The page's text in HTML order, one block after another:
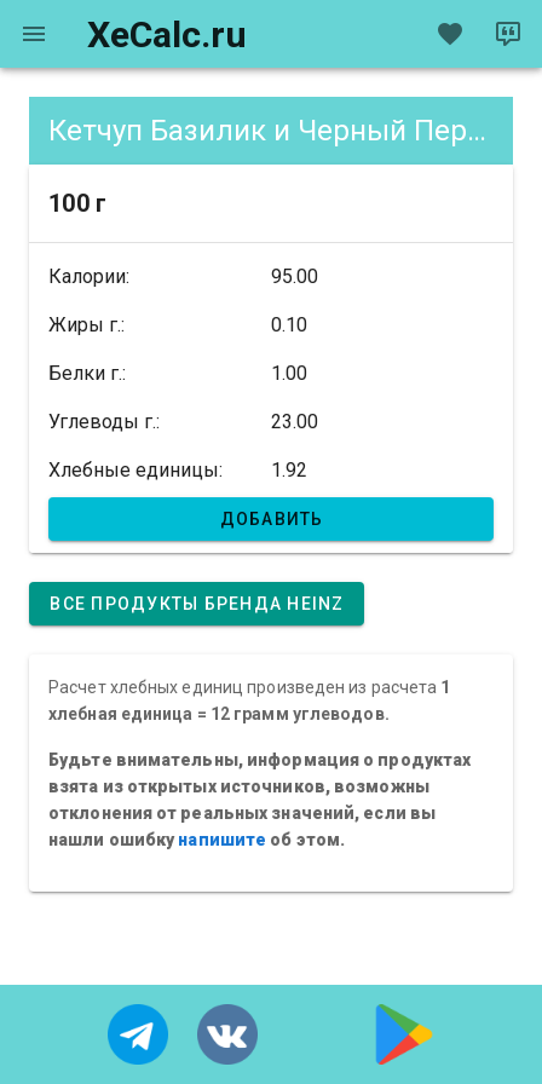
XeCalc.ru
Кетчуп Базилик и Черный Перец, содержание XE
100 г
Калории: 95.00
Жиры г.: 0.10
Белки г.: 1.00
Углеводы г.: 23.00
Хлебные единицы: 1.92
ДОБАВИТЬ
ВСЕ ПРОДУКТЫ БРЕНДА HEINZ
Расчет хлебных единиц произведен из расчета 1
хлебная единица = 12 грамм углеводов.
Будьте внимательны, информация о продуктах
взята из открытых источников, возможны
отклонения от реальных значений, если вы
нашли ошибкунапишите об этом.